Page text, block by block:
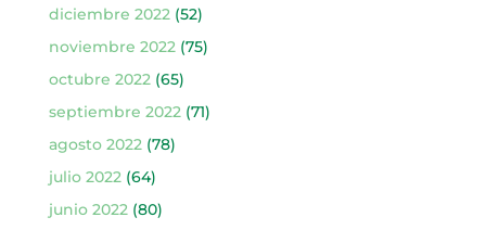
diciembre 2022 (52)
noviembre 2022 (75)
octubre 2022 (65)
septiembre 2022 (71)
agosto 2022 (78)
julio 2022 (64)
junio 2022 (80)